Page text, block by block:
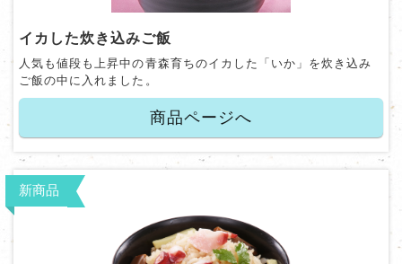
イカした炊き込みご飯
人気も値段も上昇中の青森育ちのイカした「いか」を炊き込み
ご飯の中に入れました。
商品ページへ
新商品